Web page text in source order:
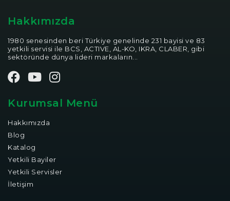
Hakkımızda
1980 senesinden beri Türkiye genelinde 231 bayisi ve 83
yetkili servisi ile BCS, ACTIVE, AL-KO, IKRA, CLABER, gibi
sektöründe dünya lideri markaların...
Kurumsal Menü
Hakkımızda
Blog
Katalog
Yetkili Bayiler
Yetkili Servisler
İletişim